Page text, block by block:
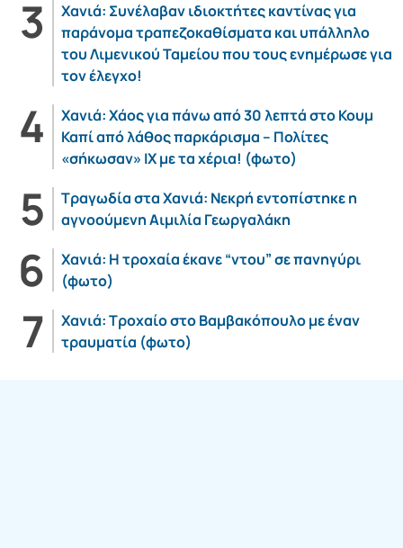
Χανιά: Συνέλαβαν ιδιοκτήτες καντίνας για
παράνομα τραπεζοκαθίσματα και υπάλληλο
του Λιμενικού Ταμείου που τους ενημέρωσε για
τον έλεγχο!
Χανιά: Χάος για πάνω από 30 λεπτά στο Κουμ
Καπί από λάθος παρκάρισμα – Πολίτες
«σήκωσαν» ΙΧ με τα χέρια! (φωτο)
Τραγωδία στα Χανιά: Νεκρή εντοπίστηκε η
αγνοούμενη Αιμιλία Γεωργαλάκη
Χανιά: Η τροχαία έκανε “ντου” σε πανηγύρι
(φωτο)
Χανιά: Τροχαίο στο Βαμβακόπουλο με έναν
τραυματία (φωτο)